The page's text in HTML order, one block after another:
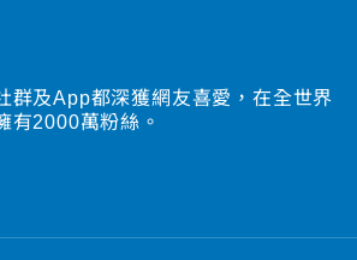
群及App都深獲網友喜愛，在全世界
有2000萬粉絲。